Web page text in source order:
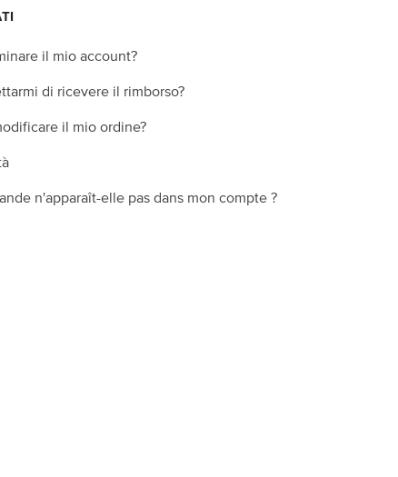
il mio account?
di ricevere il rimborso?
il mio ordine?
n'apparaît-elle pas dans mon compte ?